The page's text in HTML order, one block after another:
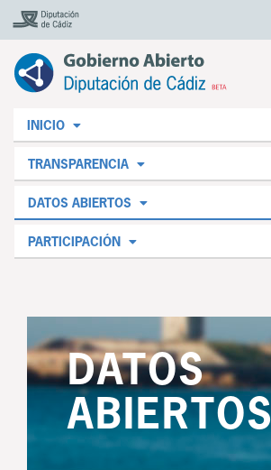
INICIO
TRANSPARENCIA
DATOS ABIERTOS
PARTICIPACIÓN
DATOS
ABIERTOS